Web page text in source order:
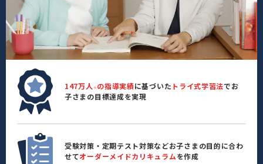
147万人 ※ の指導実績に基づいた トライ式学習法でお
子さまの目標達成を実現
受験対策・定期テスト対策などお子さまの目的に合わ
せてオーダーメイドカリキュラムを作成